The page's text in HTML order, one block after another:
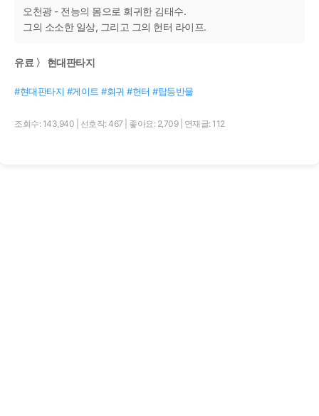
오천광 - 전능의 몸으로 회귀한 김태수.
그의 소소한 일상, 그리고 그의 헌터 라이프.
유료 〉 현대판타지
#현대판타지 #게이트 #회귀 #헌터 #탑등반물
조회수: 143,940 선호작: 467 좋아요: 2,709 연재글: 112